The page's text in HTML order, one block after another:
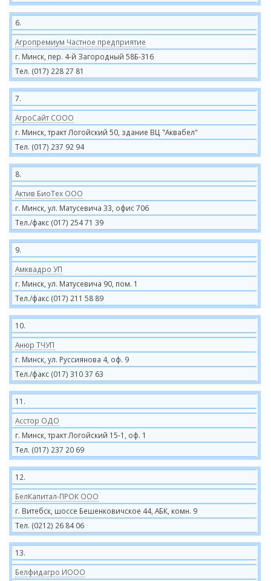
6.
Агропремиум Частное предприятие
г. Минск, пер. 4-й Загородный 58Б-316
Тел. (017) 228 27 81
7.
АгроСайт СООО
г. Минск, тракт Логойский 50, здание ВЦ "Аквабел"
Тел. (017) 237 92 94
8.
Актив БиоТех ООО
г. Минск, ул. Матусевича 33, офис 706
Тел./факс (017) 254 71 39
9.
Амквадро УП
г. Минск, ул. Матусевича 90, пом. 1
Тел./факс (017) 211 58 89
10.
Анюр ТЧУП
г. Минск, ул. Руссиянова 4, оф. 9
Тел./факс (017) 310 37 63
11.
Асстор ОДО
г. Минск, тракт Логойский 15-1, оф. 1
Тел. (017) 237 20 69
12.
БелКапитал-ПРОК ООО
г. Витебск, шоссе Бешенковичское 44, АБК, комн. 9
Тел. (0212) 26 84 06
13.
Белфидагро ИООО